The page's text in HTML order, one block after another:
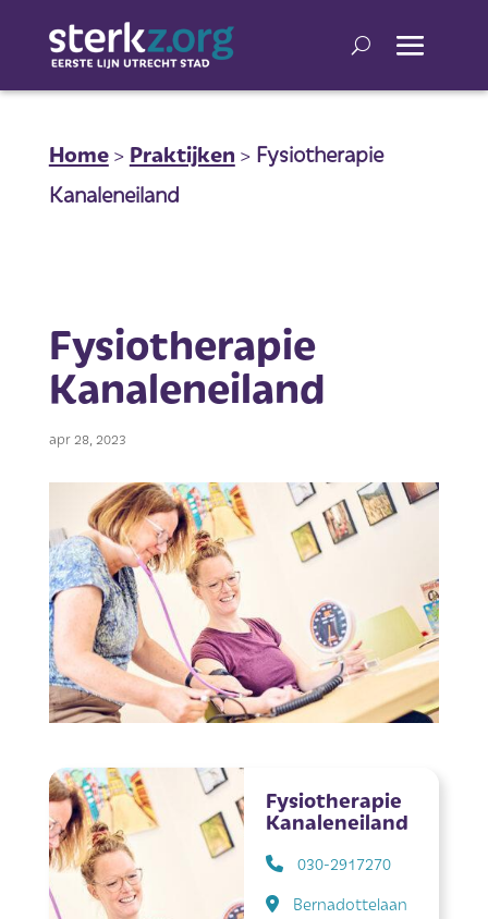
Home> Praktijken > Fysiotherapie
Kanaleneiland
Fysiotherapie
Kanaleneiland
apr 28, 2023
Fysiotherapie
Kanaleneiland
030-2917270
Bernadottelaan